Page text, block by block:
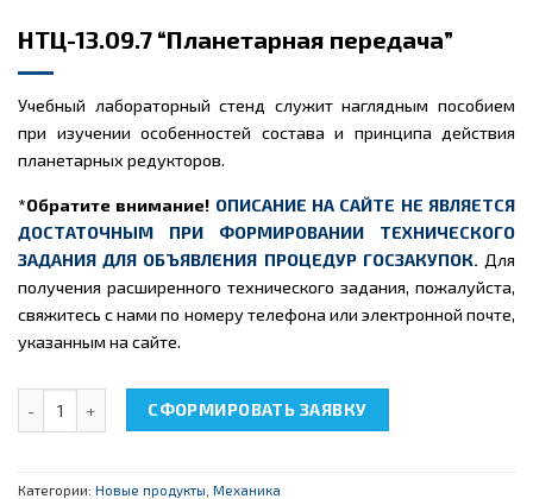
НТЦ-13.09.7 “Планетарная передача”
Учебный лабораторный стенд служит наглядным пособием
при изучении особенностей состава и принципа действия
планетарных редукторов.
*Обратите внимание! ОПИСАНИЕ НА САЙТЕ НЕ ЯВЛЯЕТСЯ
ДОСТАТОЧНЫМ ПРИ ФОРМИРОВАНИИ ТЕХНИЧЕСКОГО
ЗАДАНИЯ ДЛЯ ОБЪЯВЛЕНИЯ ПРОЦЕДУР ГОСЗАКУПОК. Для
получения расширенного технического задания, пожалуйста,
свяжитесь с нами по номеру телефона или электронной почте,
указанным на сайте.
Количество товара НТЦ-13.09.7 "Планетарная передача"
СФОРМИРОВАТЬ ЗАЯВКУ
Категории: Новые продукты Механика